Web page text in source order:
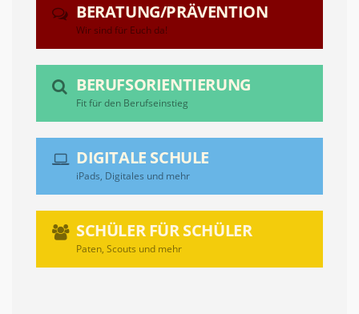
BERATUNG/PRÄVENTION
Wir sind für Euch da!
BERUFSORIENTIERUNG
Fit für den Berufseinstieg
DIGITALE SCHULE
iPads, Digitales und mehr
SCHÜLER FÜR SCHÜLER
Paten, Scouts und mehr